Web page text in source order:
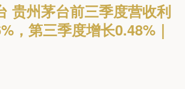
贵州茅台前三季度营收利
，第三季度增长0.48%｜